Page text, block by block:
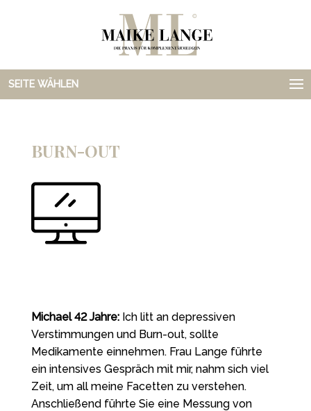
SEITE WÄHLEN
BURN-OUT
Michael 42 Jahre:Ich litt an depressiven
Verstimmungen und Burn-out, sollte
Medikamente einnehmen. Frau Lange führte
ein intensives Gespräch mit mir, nahm sich viel
Zeit, um all meine Facetten zu verstehen.
Anschließend führte Sie eine Messung von